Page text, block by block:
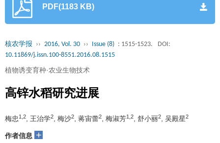
PDF(1183 KB)
核农学报 ›› 2016, Vol. 30 ›› Issue (8) : 1515-1523.
DOI:
10.11869/j.issn.100-8551.2016.08.1515
植物诱变育种·农业生物技术
高锌水稻研究进展
梅忠1,2 , 王治学2 , 梅沙2 , 蒋宙蕾2 , 梅淑芳1,2 , 舒小丽2 , 吴殿星2
作者信息 +